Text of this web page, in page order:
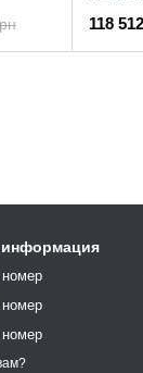
118
информация
номер
номер
номер